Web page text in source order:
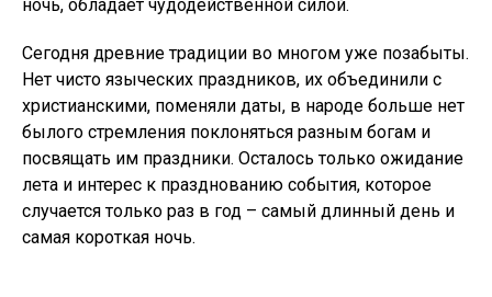
ночь, обладает чудодейственной силой.
Сегодня древние традиции во многом уже позабыты.
Нет чисто языческих праздников, их объединили с
христианскими, поменяли даты, в народе больше нет
былого стремления поклоняться разным богам и
посвящать им праздники. Осталось только ожидание
лета и интерес к празднованию события, которое
случается только раз в год – самый длинный день и
самая короткая ночь.